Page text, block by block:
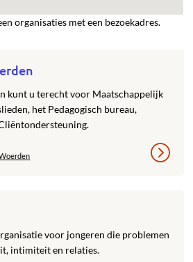
organisaties met een bezoekadres.
kunt u terecht voor Maatschappelijk
het Pedagogisch bureau,
voor jongeren die problemen
intimiteit en relaties.